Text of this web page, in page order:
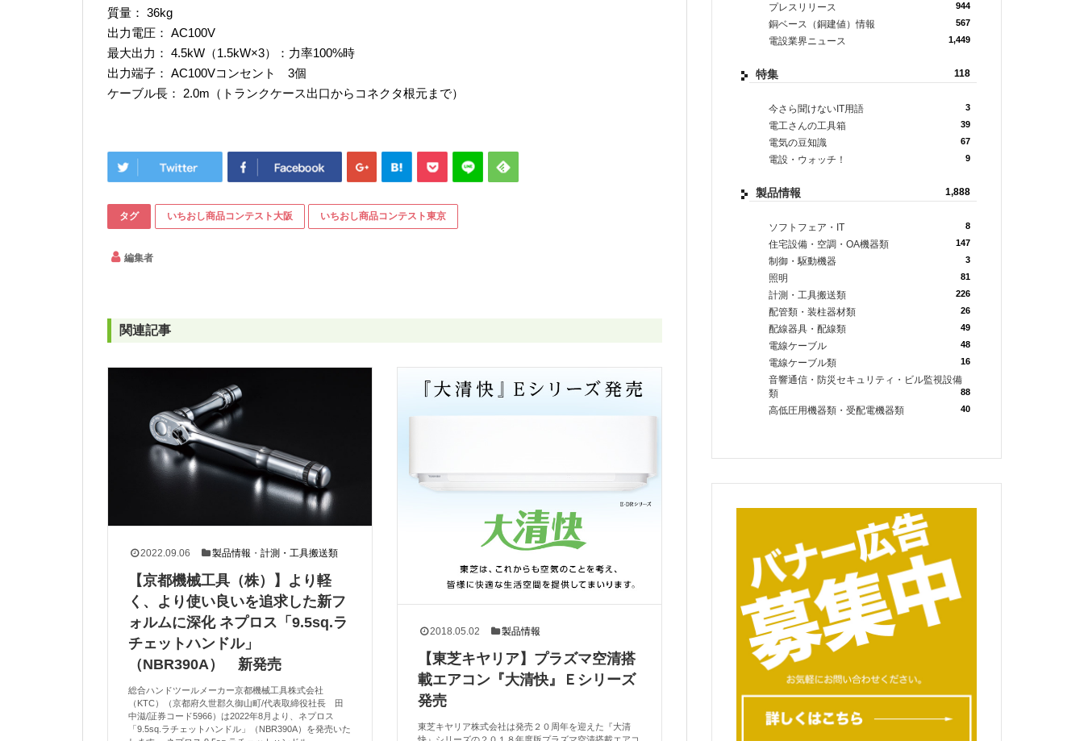
質量： 36kg
出力電圧： AC100V
最大出力： 4.5kW（1.5kW×3）：力率100%時
出力端子： AC100Vコンセント 3個
ケーブル長： 2.0m（トランクケース出口からコネクタ根元まで）
タグ いちおし商品コンテスト大阪 いちおし商品コンテスト東京
編集者
関連記事
2022.09.06 製品情報 ・計測・工具搬送類
【京都機械工具（株）】より軽
く、より使い良いを追求した新フ
ォルムに深化 ネプロス「9.5sq.ラ
チェットハンドル」
（NBR390A） 新発売
総合ハンドツールメーカー京都機械工具株式会社
（KTC）（京都府久世郡久御山町/代表取締役社長 田
中滋/証券コード5966）は2022年8月より、ネプロス
「9.5sq.ラチェットハンドル」（NBR390A）を発売いた
2018.05.02 製品情報
【東芝キヤリア】プラズマ空清搭
載エアコン『大清快』Ｅシリーズ
発売
東芝キヤリア株式会社は発売２０周年を迎えた『大清
プレスリリース 944
銅ベース（銅建値）情報 567
電設業界ニュース 1,449
特集 118
今さら聞けないIT用語 3
電工さんの工具箱 39
電気の豆知識 67
電設・ウォッチ！ 9
製品情報 1,888
ソフトフェア・IT 8
住宅設備・空調・OA機器類 147
制御・駆動機器 3
照明 81
計測・工具搬送類 226
配管類・装柱器材類 26
配線器具・配線類 49
電線ケーブル 48
電線ケーブル類 16
音響通信・防災セキュリティ・ビル監視設備
類
88
高低圧用機器類・受配電機器類 40